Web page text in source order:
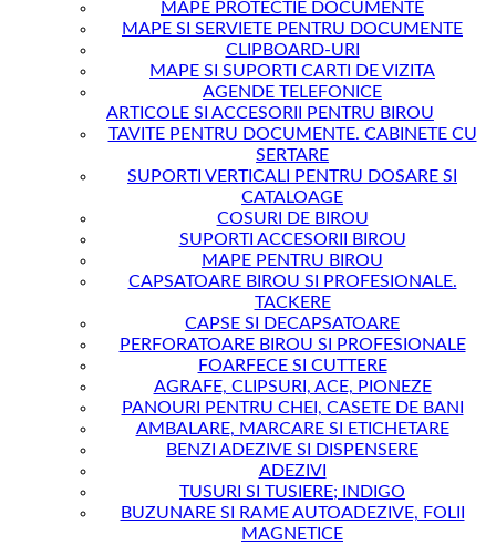
MAPE PROTECTIE DOCUMENTE
MAPE SI SERVIETE PENTRU DOCUMENTE
CLIPBOARD-URI
MAPE SI SUPORTI CARTI DE VIZITA
AGENDE TELEFONICE
ARTICOLE SI ACCESORII PENTRU BIROU
TAVITE PENTRU DOCUMENTE. CABINETE CU
SERTARE
SUPORTI VERTICALI PENTRU DOSARE SI
CATALOAGE
COSURI DE BIROU
SUPORTI ACCESORII BIROU
MAPE PENTRU BIROU
CAPSATOARE BIROU SI PROFESIONALE.
TACKERE
CAPSE SI DECAPSATOARE
PERFORATOARE BIROU SI PROFESIONALE
FOARFECE SI CUTTERE
AGRAFE, CLIPSURI, ACE, PIONEZE
PANOURI PENTRU CHEI, CASETE DE BANI
AMBALARE, MARCARE SI ETICHETARE
BENZI ADEZIVE SI DISPENSERE
ADEZIVI
TUSURI SI TUSIERE; INDIGO
BUZUNARE SI RAME AUTOADEZIVE, FOLII
MAGNETICE